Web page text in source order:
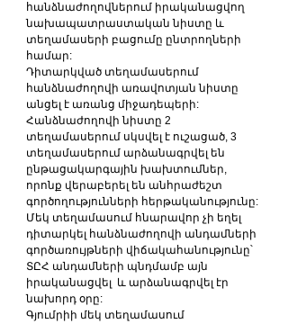
հանձնաժողովներում իրականացվող
նախապատրաստական նիստը և
տեղամասերի բացումը ընտրողների
համար:
Դիտարկված տեղամասերում
հանձնաժողովի առավոտյան նիստը
անցել է առանց միջադեպերի:
Հանձնաժողովի նիստը 2
տեղամասերում սկսվել է ուշացած, 3
տեղամասերում արձանագրվել են
ընթացակարգային խախտումներ,
որոնք վերաբերել են անհրաժեշտ
գործողությունների հերթականությունը:
Մեկ տեղամասում հնարավոր չի եղել
դիտարկել հանձնաժողովի անդամների
գործառույթների վիճակահանությունը՝
ՏԸՀ անդամների պնդմամբ այն
իրականացվել  և արձանագրվել էր
նախորդ օրը:
Գյումրիի մեկ տեղամասում